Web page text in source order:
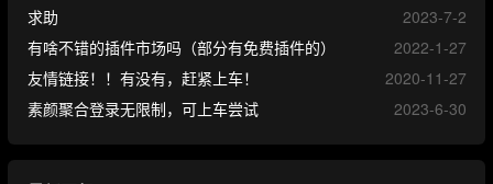
求助
2023-7-2
有啥不错的插件市场吗（部分有免费插件的）
2022-1-27
友情链接！！有没有，赶紧上车！
2020-11-27
素颜聚合登录无限制，可上车尝试
2023-6-30